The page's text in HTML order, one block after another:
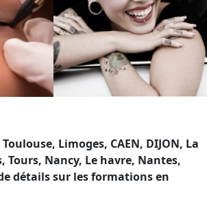
Limoges, CAEN, DIJON, La
Tours, Nancy, Le havre, Nantes,
détails sur les formations en